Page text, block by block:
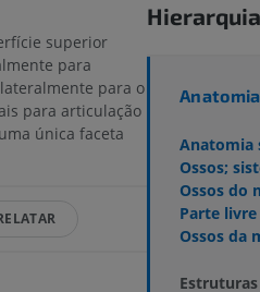
superior
para
para o
para articulação
única faceta
Anatomia
Ossos;
Ossos do
Parte
Ossos da